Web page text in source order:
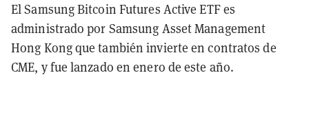
El Samsung Bitcoin Futures Active ETF es
administrado por Samsung Asset Management
Hong Kong que también invierte en contratos de
CME, y fue lanzado en enero de este año.